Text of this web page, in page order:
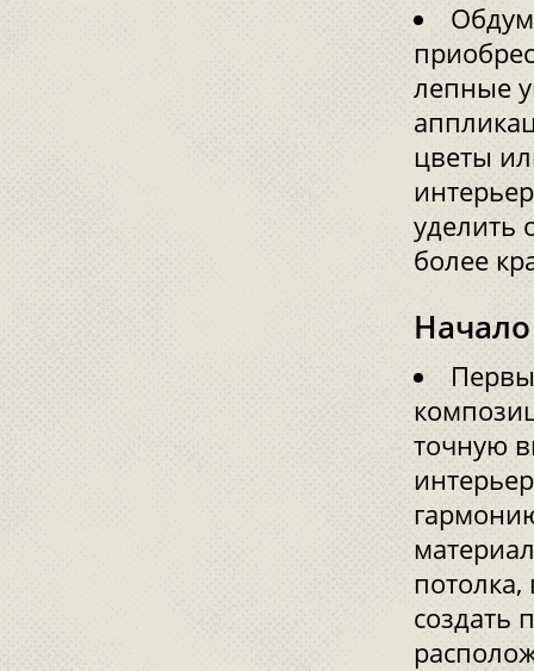
лепные
цветы
уделить
более
точную
создать